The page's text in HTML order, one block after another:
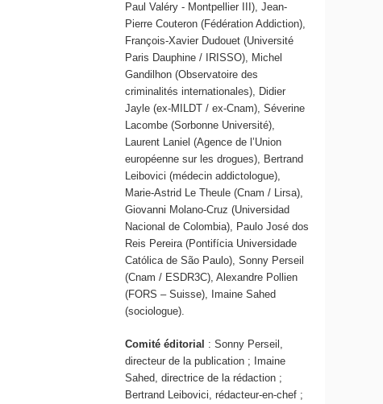
Paul Valéry - Montpellier III), Jean-
Pierre Couteron (Fédération Addiction),
François-Xavier Dudouet (Université
Paris Dauphine / IRISSO), Michel
Gandilhon (Observatoire des
criminalités internationales), Didier
Jayle (ex-MILDT / ex-Cnam), Séverine
Lacombe (Sorbonne Université),
Laurent Laniel (Agence de l’Union
européenne sur les drogues), Bertrand
Leibovici (médecin addictologue),
Marie-Astrid Le Theule (Cnam / Lirsa),
Giovanni Molano-Cruz (Universidad
Nacional de Colombia), Paulo José dos
Reis Pereira (Pontifícia Universidade
Católica de São Paulo), Sonny Perseil
(Cnam / ESDR3C), Alexandre Pollien
(FORS – Suisse), Imaine Sahed
(sociologue).
Comité éditorial : Sonny Perseil,
directeur de la publication ; Imaine
Sahed, directrice de la rédaction ;
Bertrand Leibovici, rédacteur-en-chef ;